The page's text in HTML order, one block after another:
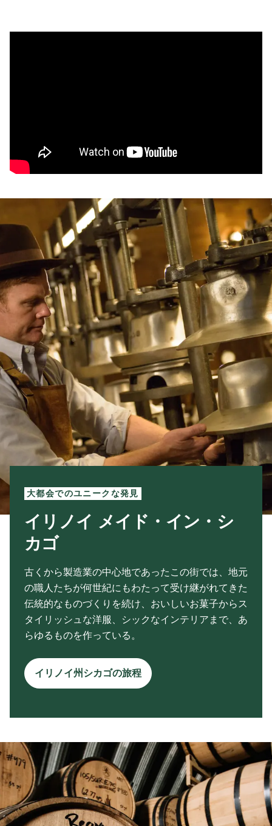
イリノイ メイド・イン・シ
カゴ
大都会でのユニークな発見
古くから製造業の中心地であったこの街では、地元
の職人たちが何世紀にもわたって受け継がれてきた
伝統的なものづくりを続け、おいしいお菓子からス
タイリッシュな洋服、シックなインテリアまで、あ
らゆるものを作っている。
イリノイ州シカゴの旅程